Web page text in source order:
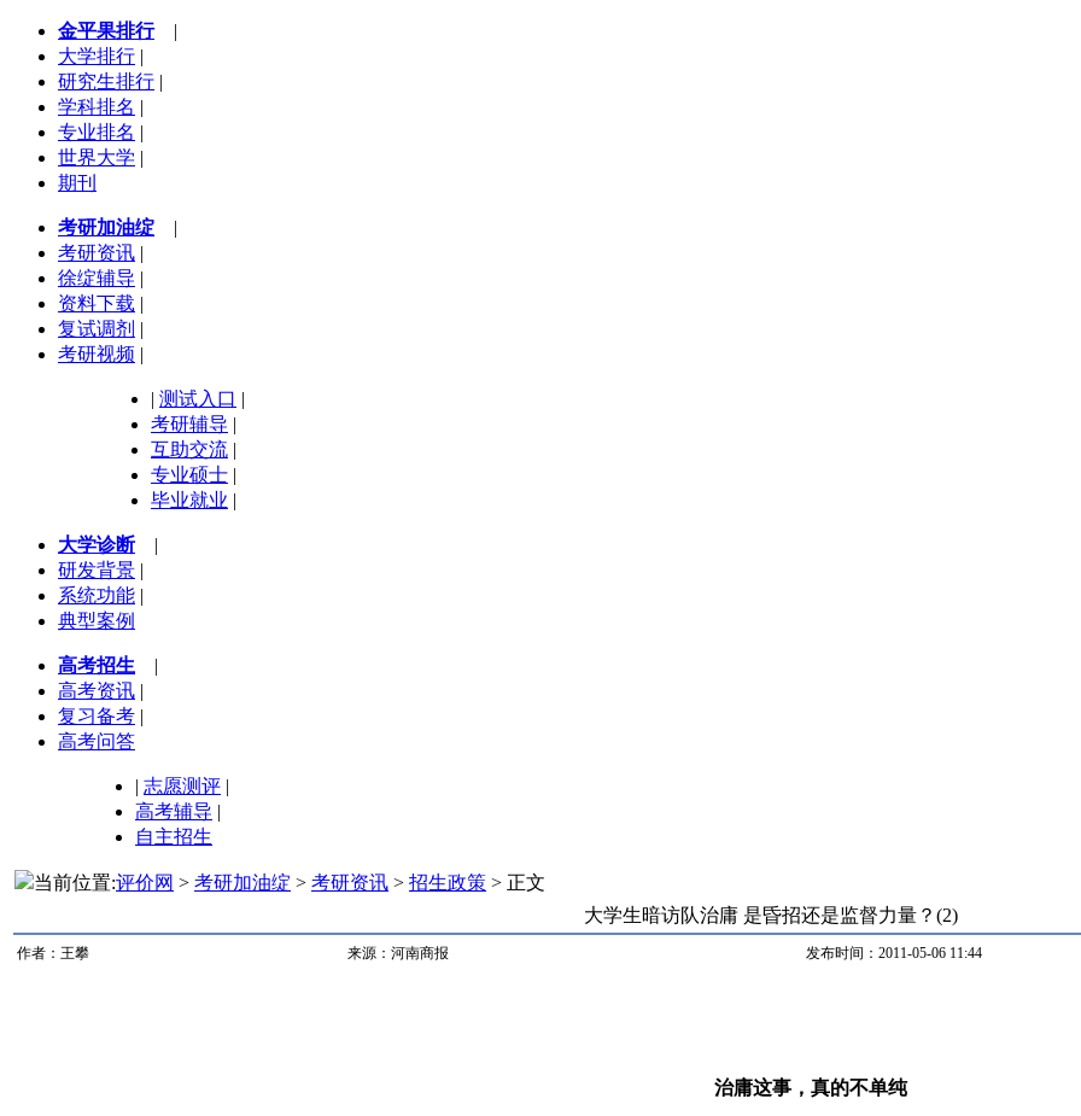
金平果排行|
大学排行 |
研究生排行 |
学科排名 |
专业排名 |
世界大学 |
期刊
考研加油绽 |
考研资讯 |
徐绽辅导 |
资料下载 |
复试调剂 |
考研视频 |
| 测试入口 |
考研辅导 |
互助交流 |
专业硕士 |
毕业就业 |
大学诊断|
研发背景 |
系统功能 |
典型案例
高考招生 |
高考资讯 |
复习备考 |
高考问答
| 志愿测评 |
高考辅导 |
自主招生
当前位置:评价网 > 考研加油绽 > 考研资讯 > 招生政策 > 正文
大学生暗访队治庸 是昏招还是监督力量？(2)
作者：王攀 来源：河南商报 发布时间：2011-05-06 11:44
治庸这事，真的不单纯